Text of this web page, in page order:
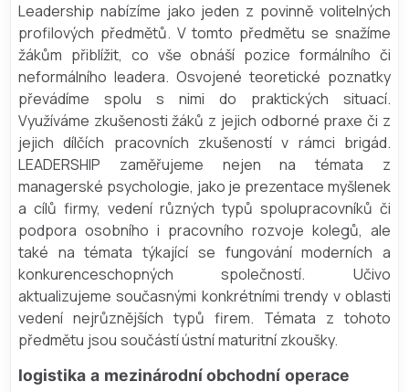
Leadership nabízíme jako jeden z povinně volitelných
profilových předmětů. V tomto předmětu se snažíme
žákům přiblížit, co vše obnáší pozice formálního či
neformálního leadera. Osvojené teoretické poznatky
převádíme spolu s nimi do praktických situací.
Využíváme zkušenosti žáků z jejich odborné praxe či z
jejich dílčích pracovních zkušeností v rámci brigád.
LEADERSHIP zaměřujeme nejen na témata z
managerské psychologie, jako je prezentace myšlenek
a cílů firmy, vedení různých typů spolupracovníků či
podpora osobního i pracovního rozvoje kolegů, ale
také na témata týkající se fungování moderních a
konkurenceschopných společností. Učivo
aktualizujeme současnými konkrétními trendy v oblasti
vedení nejrůznějších typů firem. Témata z tohoto
předmětu jsou součástí ústní maturitní zkoušky.
logistika a mezinárodní obchodní operace